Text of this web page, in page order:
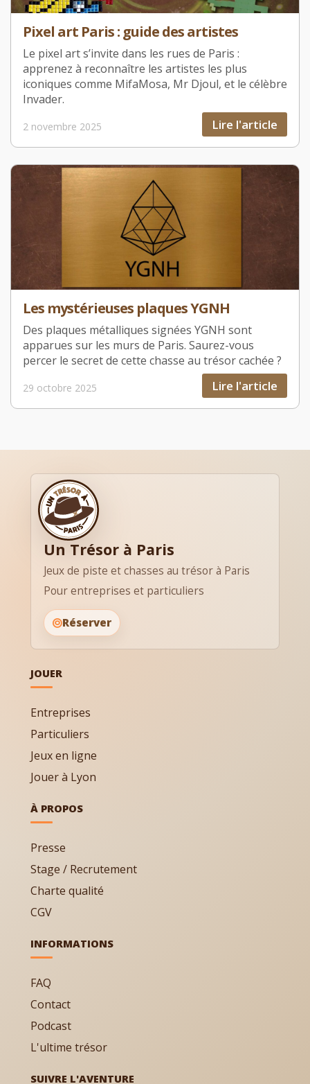
Pixel art Paris : guide des artistes
Le pixel art s’invite dans les rues de Paris :
apprenez à reconnaître les artistes les plus
iconiques comme MifaMosa, Mr Djoul, et le célèbre
Invader.
2 novembre 2025 Lire l'article
Les mystérieuses plaques YGNH
Des plaques métalliques signées YGNH sont
apparues sur les murs de Paris. Saurez-vous
percer le secret de cette chasse au trésor cachée ?
29 octobre 2025 Lire l'article
Un Trésor à Paris
Jeux de piste et chasses au trésor à Paris
Pour entreprises et particuliers
Réserver
JOUER
Entreprises
Particuliers
Jeux en ligne
Jouer à Lyon
À PROPOS
Presse
Stage / Recrutement
Charte qualité
CGV
INFORMATIONS
FAQ
Contact
Podcast
L'ultime trésor
SUIVRE L'AVENTURE